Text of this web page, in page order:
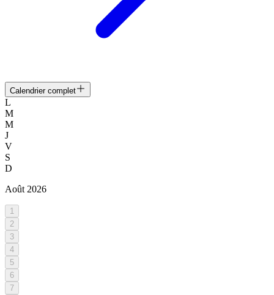
Calendrier complet
L
M
M
J
V
S
D
Août 2026
1
2
3
4
5
6
7